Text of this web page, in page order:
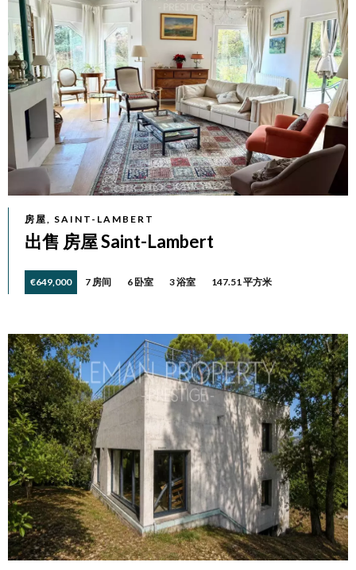
房屋, SAINT-LAMBERT
出售 房屋 Saint-Lambert
€649,000 7 房间 6 卧室 3 浴室 147.51 平方米